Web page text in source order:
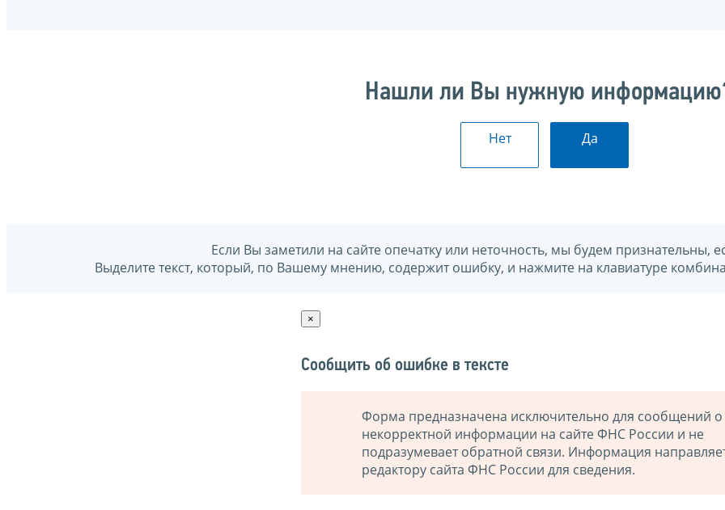
Нашли ли Вы нужную
Нет Да
Если Вы заметили на сайте опечатку или неточность, мы будем признательны,
Выделите текст, который, по Вашему мнению, содержит ошибку, и нажмите на клавиатуре
×
Сообщить об ошибке в тексте
Форма предназначена исключительно для сообщений о
некорректной информации на сайте ФНС России и не
подразумевает обратной связи. Информация
редактору сайта ФНС России для сведения.